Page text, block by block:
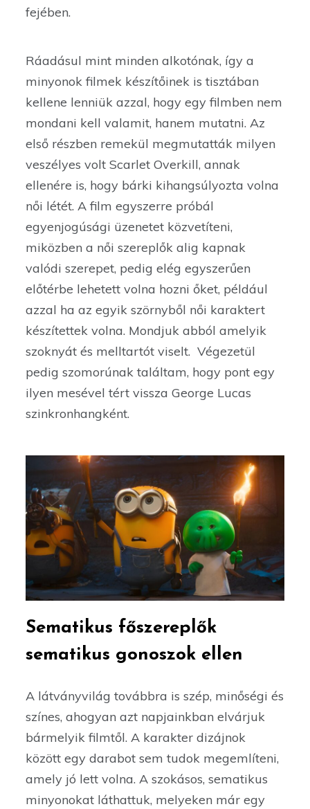
fejében.
Ráadásul mint minden alkotónak, így a
minyonok filmek készítőinek is tisztában
kellene lenniük azzal, hogy egy filmben nem
mondani kell valamit, hanem mutatni. Az
első részben remekül megmutatták milyen
veszélyes volt Scarlet Overkill, annak
ellenére is, hogy bárki kihangsúlyozta volna
női létét. A film egyszerre próbál
egyenjogúsági üzenetet közvetíteni,
miközben a női szereplők alig kapnak
valódi szerepet, pedig elég egyszerűen
előtérbe lehetett volna hozni őket, például
azzal ha az egyik szörnyből női karaktert
készítettek volna. Mondjuk abból amelyik
szoknyát és melltartót viselt. Végezetül
pedig szomorúnak találtam, hogy pont egy
ilyen mesével tért vissza George Lucas
szinkronhangként.
Sematikus főszereplők
sematikus gonoszok ellen
A látványvilág továbbra is szép, minőségi és
színes, ahogyan azt napjainkban elvárjuk
bármelyik filmtől. A karakter dizájnok
között egy darabot sem tudok megemlíteni,
amely jó lett volna. A szokásos, sematikus
minyonokat láthattuk, melyeken már egy